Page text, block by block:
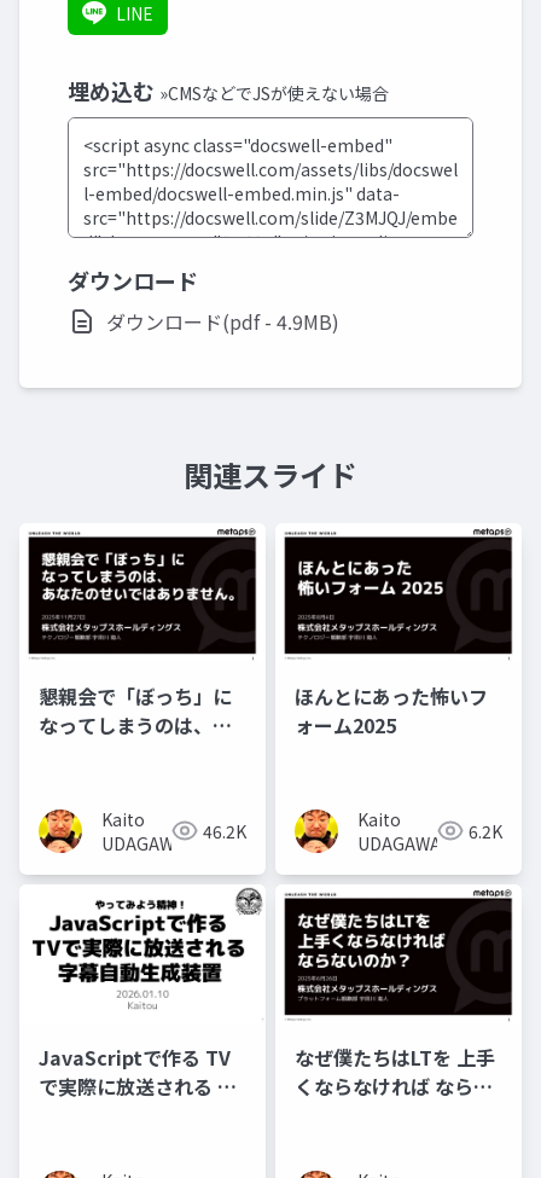
LINE
埋め込む »CMSなどでJSが使えない場合
ダウンロード
ダウンロード(pdf - 4.9MB)
関連スライド
懇親会で「ぼっち」に
なってしまうのは、あ
議
Kaito
UDAGAWA
46.2K
ほんとにあった怖いフ
ォーム2025
Kaito
UDAGAWA
6.2K
JavaScriptで作る TV
で実際に放送される 字
なぜ僕たちはLTを 上手
くならなければ ならな